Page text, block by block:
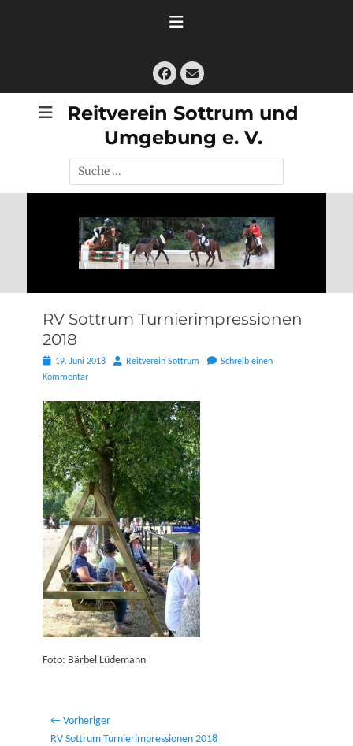
Facebook
E-
Mail
Reitverein Sottrum und
Umgebung e. V.
Suche
nach:
RV Sottrum Turnierimpressionen
2018
Posted
on
19. Juni 2018 AutorReitverein Sottrum
Schreib einen
Kommentar
Foto: Bärbel Lüdemann
Beitragsnavigation
← Vorheriger
Vorheriger
RV Sottrum Turnierimpressionen 2018